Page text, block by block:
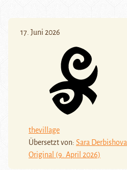
17. Juni 2026
thevillage
Übersetzt von: Sara Derbishova
Original (9. April 2026)